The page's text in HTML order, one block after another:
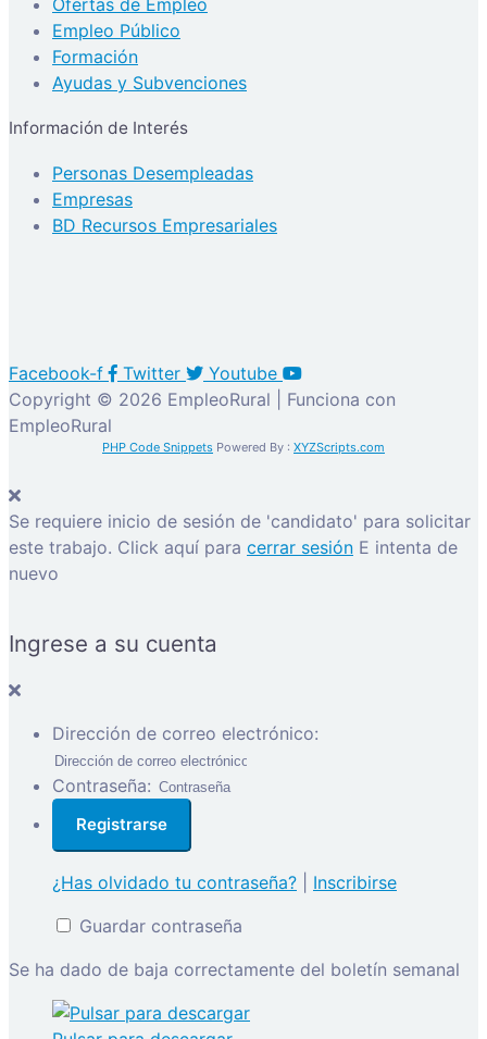
Ofertas de Empleo
Empleo Público
Formación
Ayudas y Subvenciones
Información de Interés
Personas Desempleadas
Empresas
BD Recursos Empresariales
Facebook-f Twitter
Youtube
Copyright © 2026 EmpleoRural | Funciona con
EmpleoRural
PHP Code Snippets Powered By : XYZScripts.com
Se requiere inicio de sesión de 'candidato' para solicitar
este trabajo. Click aquí para cerrar sesión E intenta de
nuevo
Ingrese a su cuenta
Dirección de correo electrónico:
Contraseña:
¿Has olvidado tu contraseña?
Inscribirse
Guardar contraseña
Se ha dado de baja correctamente del boletín semanal